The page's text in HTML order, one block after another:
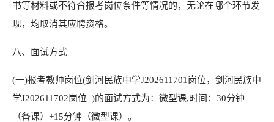
书等材料或不符合报考岗位条件等情况的，无论在哪个环节发
现，均取消其应聘资格。
八、面试方式
(一)报考教师岗位(剑河民族中学J202611701岗位，剑河民族中
学J202611702岗位 )的面试方式为：微型课,时间：30分钟
（备课）+15分钟（微型课）。